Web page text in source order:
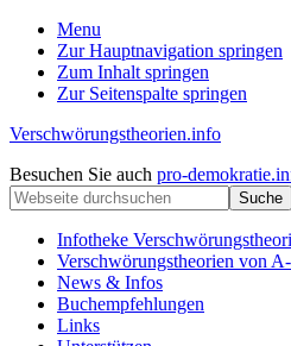
Menu
Zur Hauptnavigation springen
Zum Inhalt springen
Zur Seitenspalte springen
Verschwörungstheorien.info
Beiträge
zu
Merkmalen,
Funktionen
Risiken
konspirationistischen
Denkens
Kopfzeile
rechts
Besuchen Sie auch pro-
Webseite
durchsuchen
Infotheke
Verschwörungstheorien von
News & Infos
Buchempfehlungen
Links